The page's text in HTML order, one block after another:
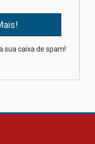
em
sua caixa de spam!